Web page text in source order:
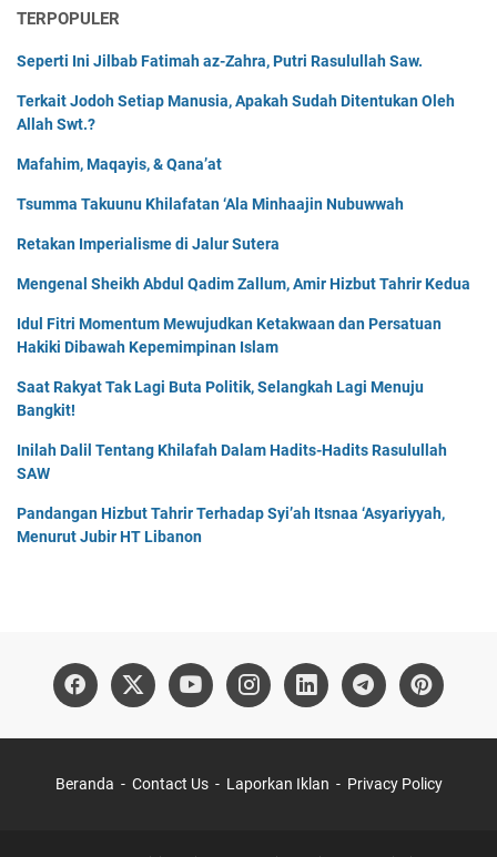
TERPOPULER
Seperti Ini Jilbab Fatimah az-Zahra, Putri Rasulullah Saw.
Terkait Jodoh Setiap Manusia, Apakah Sudah Ditentukan Oleh
Allah Swt.?
Mafahim, Maqayis, & Qana’at
Tsumma Takuunu Khilafatan ‘Ala Minhaajin Nubuwwah
Retakan Imperialisme di Jalur Sutera
Mengenal Sheikh Abdul Qadim Zallum, Amir Hizbut Tahrir Kedua
Idul Fitri Momentum Mewujudkan Ketakwaan dan Persatuan
Hakiki Dibawah Kepemimpinan Islam
Saat Rakyat Tak Lagi Buta Politik, Selangkah Lagi Menuju
Bangkit!
Inilah Dalil Tentang Khilafah Dalam Hadits-Hadits Rasulullah
SAW
Pandangan Hizbut Tahrir Terhadap Syi’ah Itsnaa ‘Asyariyyah,
Menurut Jubir HT Libanon
Beranda Contact Us Laporkan Iklan Privacy Policy